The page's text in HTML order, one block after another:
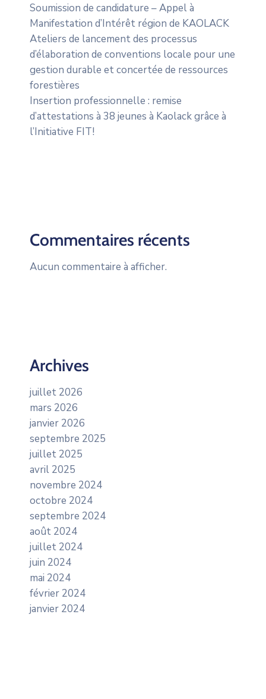
Soumission de candidature – Appel à
Manifestation d’Intérêt région de KAOLACK
Ateliers de lancement des processus
d’élaboration de conventions locale pour une
gestion durable et concertée de ressources
forestières
Insertion professionnelle : remise
d’attestations à 38 jeunes à Kaolack grâce à
l’Initiative FIT!
Commentaires récents
Aucun commentaire à afficher.
Archives
juillet 2026
mars 2026
janvier 2026
septembre 2025
juillet 2025
avril 2025
novembre 2024
octobre 2024
septembre 2024
août 2024
juillet 2024
juin 2024
mai 2024
février 2024
janvier 2024